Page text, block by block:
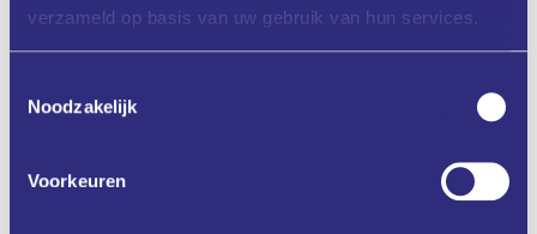
verzameld op basis van uw gebruik van hun services.
Noodzakelijk
Voorkeuren